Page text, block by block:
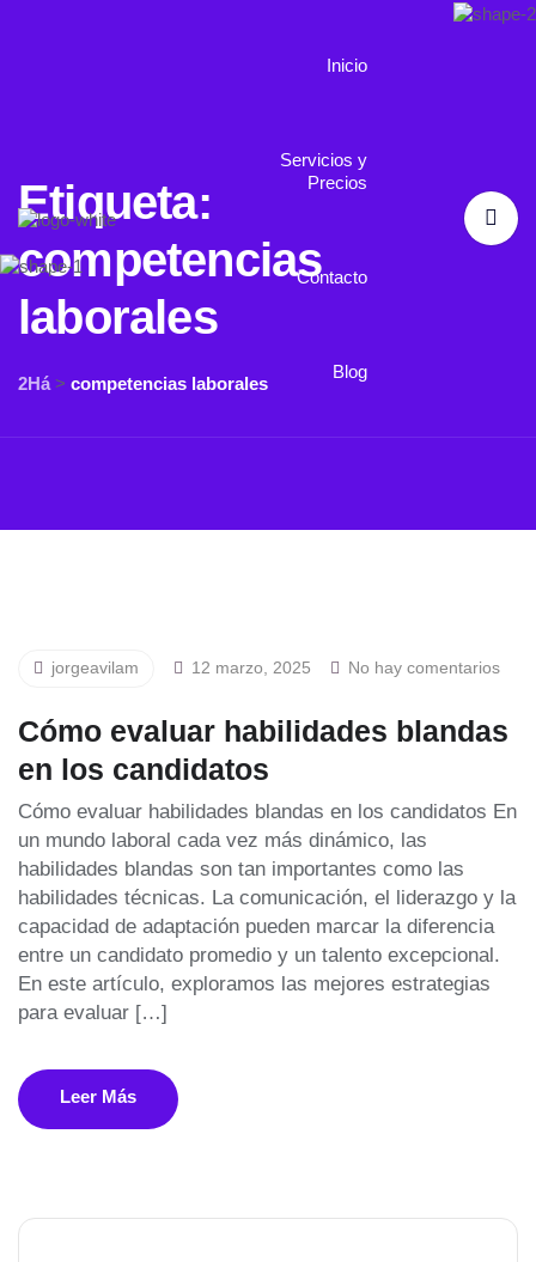
Inicio
Servicios y
Precios
Contacto
Blog
Etiqueta:
competencias
laborales
2Há > competencias laborales
jorgeavilam 12 marzo, 2025 No hay comentarios
Cómo evaluar habilidades blandas
en los candidatos
Cómo evaluar habilidades blandas en los candidatos En
un mundo laboral cada vez más dinámico, las
habilidades blandas son tan importantes como las
habilidades técnicas. La comunicación, el liderazgo y la
capacidad de adaptación pueden marcar la diferencia
entre un candidato promedio y un talento excepcional.
En este artículo, exploramos las mejores estrategias
para evaluar […]
Leer Más